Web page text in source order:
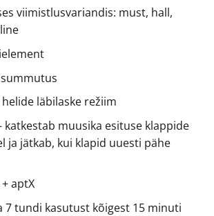
viimistlusvariandis: must, hall,
läbilaske režiim
katkestab muusika esituse klappide
ja jätkab, kui klapid uuesti pähe
aptX
7 tundi kasutust kõigest 15 minuti